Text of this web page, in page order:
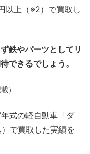
以上（※2）で買取し
鉄やパーツとしてリ
できるでしょう。
）
式の軽自動車「ダ
で買取した実績を